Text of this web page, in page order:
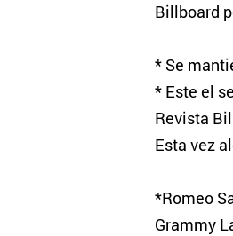
Billboard
* Se
* Este el
Revista
Esta vez
*Romeo
Grammy